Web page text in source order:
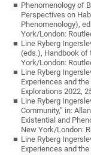
Phenomenology of
Perspectives on
Phenomenology),
York/London:
Line Ryberg
(eds.), Handbook of
York/London:
Line Ryberg
Experiences and
Explorations 2022,
Line Ryberg
Community,” in:
Existential and
New York/London:
Line Ryberg
Experiences and